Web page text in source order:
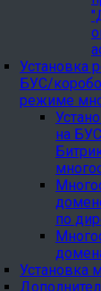
Установка
БУС/
режиме
на
по
Установка